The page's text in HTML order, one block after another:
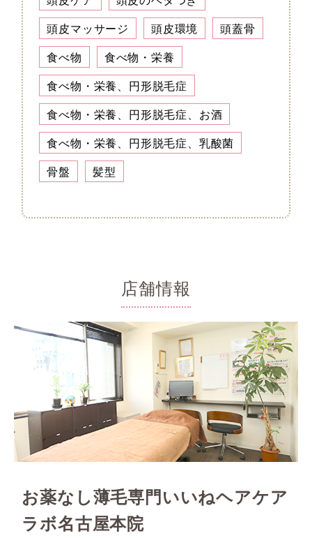
頭皮マッサージ
頭皮環境
頭蓋骨
食べ物
食べ物・栄養
食べ物・栄養、円形脱毛症
食べ物・栄養、円形脱毛症、お酒
食べ物・栄養、円形脱毛症、乳酸菌
骨盤
髪型
店舗情報
お薬なし薄毛専門いいねヘアケア
ラボ名古屋本院